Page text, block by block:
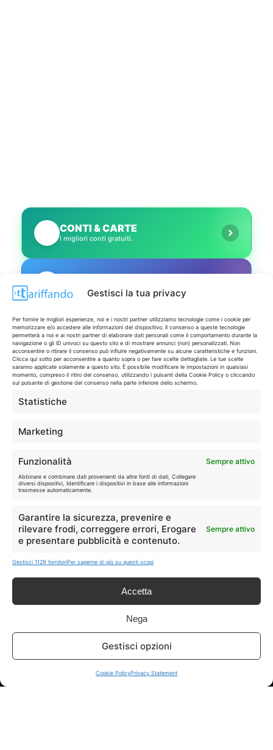
Gestisci la tua privacy
Per fornire le migliori esperienze, noi e i nostri partner utilizziamo tecnologie come i cookie per
memorizzare e/o accedere alle informazioni del dispositivo. Il consenso a queste tecnologie
permetterà a noi e ai nostri partner di elaborare dati personali come il comportamento durante la
navigazione o gli ID univoci su questo sito e di mostrare annunci (non) personalizzati. Non
acconsentire o ritirare il consenso può influire negativamente su alcune caratteristiche e funzioni.
Clicca qui sotto per acconsentire a quanto sopra o per fare scelte dettagliate. Le tue scelte
saranno applicate solamente a questo sito. È possibile modificare le impostazioni in qualsiasi
momento, compreso il ritiro del consenso, utilizzando i pulsanti della Cookie Policy o cliccando
sul pulsante di gestione del consenso nella parte inferiore dello schermo.
Statistiche
Marketing
Funzionalità Sempre attivo
Abbinare e combinare dati provenienti da altre fonti di dati, Collegare
diversi dispositivi, Identificare i dispositivi in base alle informazioni
trasmesse automaticamente.
Garantire la sicurezza, prevenire e
rilevare frodi, correggere errori, Erogare
e presentare pubblicità e contenuto.
Sempre attivo
Gestisci 1129 fornitoriPer saperne di più su questi scopi
Accetta
Nega
Gestisci opzioni
Cookie PolicyPrivacy Statement
CONTI & CARTE
I migliori conti gratuiti.
Offerte, fibra e 5G.
🔥 GRANDI OFFERTE
Le migliori occasioni oggi.
ISCRIVITI A TUTTO
Un click per tutti i canali!
🏠
Disclaimer
segnalate possono subire variazioni: verifica sempre le condizioni